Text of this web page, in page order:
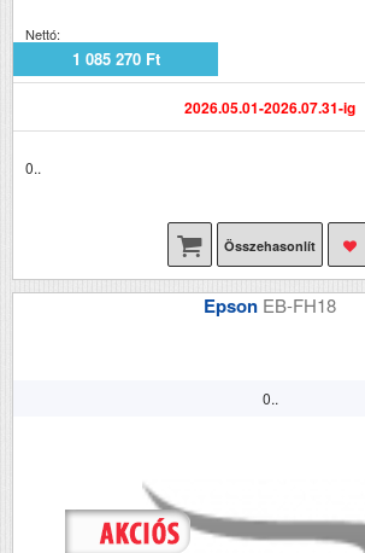
Nettó:
1 085 270 Ft
2026.05.01-2026.07.31-ig
0..
Összehasonlít
Epson EB-FH18
0..